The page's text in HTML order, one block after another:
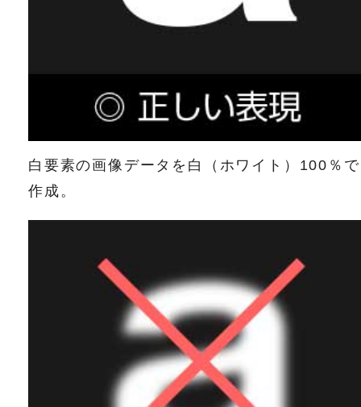
白要素の画像データを白（ホワイト）100％で
作成。